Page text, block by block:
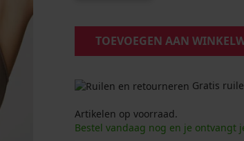
TOEVOEGEN AAN
Gratis
Artikelen op voorraad.
Bestel vandaag nog en je ontvangt